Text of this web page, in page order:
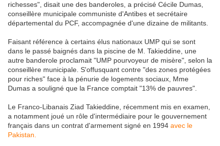
richesses", disait une des banderoles, a précisé Cécile Dumas,
conseillère municipale communiste d'Antibes et secrétaire
départemental du PCF, accompagnée d'une dizaine de militants.
Faisant référence à certains élus nationaux UMP qui se sont
dans le passé baignés dans la piscine de M. Takieddine, une
autre banderole proclamait "UMP pourvoyeur de misère", selon la
conseillère municipale. S'offusquant contre "des zones protégées
pour riches" face à la pénurie de logements sociaux, Mme
Dumas a souligné que la France comptait "13% de pauvres".
Le Franco-Libanais Ziad Takieddine, récemment mis en examen,
a notamment joué un rôle d'intermédiaire pour le gouvernement
français dans un contrat d'armement signé en 1994 avec le
Pakistan.